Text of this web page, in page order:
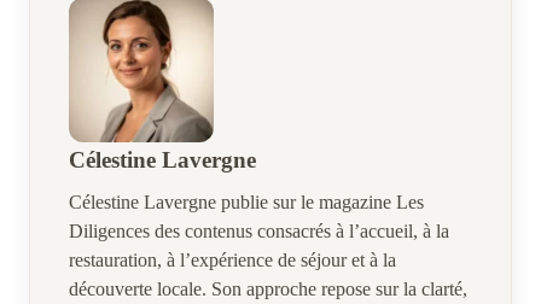
Célestine Lavergne
Célestine Lavergne publie sur le magazine Les
Diligences des contenus consacrés à l’accueil, à la
restauration, à l’expérience de séjour et à la
découverte locale. Son approche repose sur la clarté,